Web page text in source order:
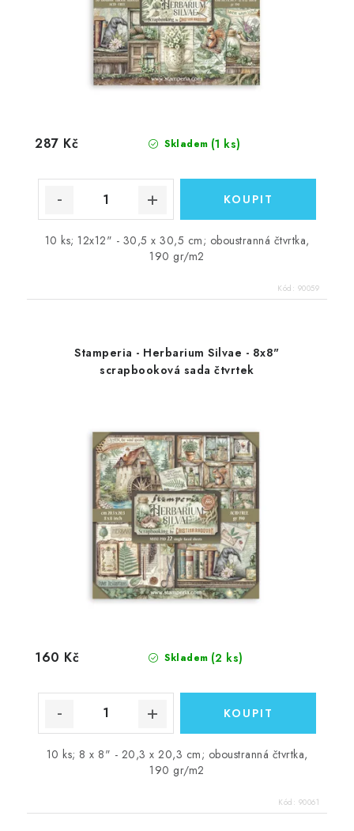
Skladem (1 ks)
287 Kč
10 ks; 12x12" - 30,5 x 30,5 cm; oboustranná čtvrtka,
190 gr/m2
Kód: 90059
Stamperia - Herbarium Silvae - 8x8"
scrapbooková sada čtvrtek
Skladem (2 ks)
160 Kč
10 ks; 8 x 8" - 20,3 x 20,3 cm; oboustranná čtvrtka,
190 gr/m2
Kód: 90061